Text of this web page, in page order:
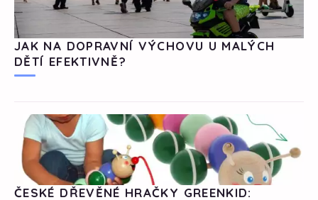
JAK NA DOPRAVNÍ VÝCHOVU U MALÝCH
DĚTÍ EFEKTIVNĚ?
ČESKÉ DŘEVĚNÉ HRAČKY GREENKID: